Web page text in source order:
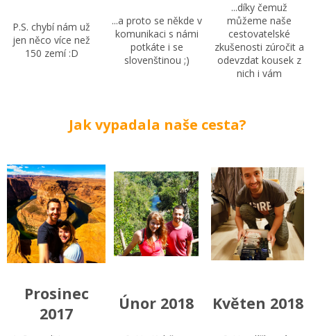
P.S. chybí nám už
jen něco více než
150 zemí :D
...a proto se někde v
komunikaci s námi
potkáte i se
slovenštinou ;)
...díky čemuž
můžeme naše
cestovatelské
zkušenosti zúročit a
odevzdat kousek z
nich i vám
Jak vypadala naše cesta?
Prosinec
2017
Únor 2018 Květen 2018